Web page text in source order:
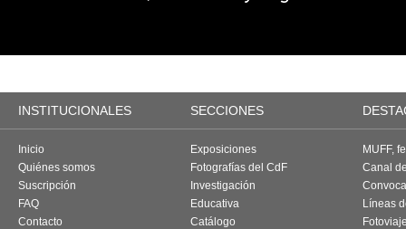
INSTITUCIONALES SECCIONES
Inicio
Quiénes somos
Suscripción
FAQ
Contacto
Exposiciones
Fotografías del CdF
Investigación
Educativa
Catálogo
MUFF,
Canal
Líneas